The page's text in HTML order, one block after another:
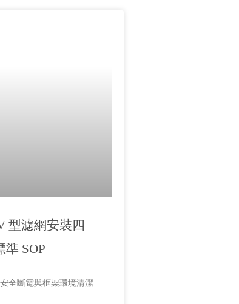
型濾網安裝四
準 SOP
全斷電與框架環境清潔